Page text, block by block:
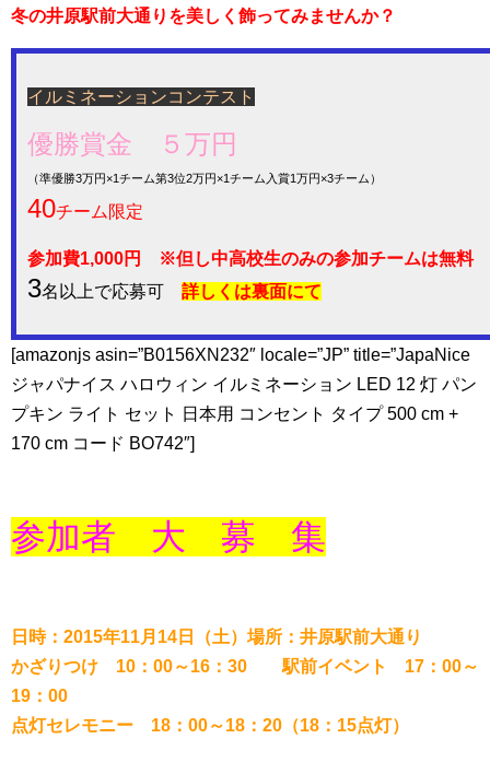
冬の井原駅前大通りを美しく飾ってみませんか？
イルミネーションコンテスト
優勝賞金 ５万円
（準優勝3万円×1チーム第3位2万円×1チーム入賞1万円×3チーム）
40チーム限定
参加費1,000円 ※但し中高校生のみの参加チームは無料
3名以上で応募可 詳しくは裏面にて
[amazonjs asin=”B0156XN232″ locale=”JP” title=”JapaNice
ジャパナイス ハロウィン イルミネーション LED 12 灯 パン
プキン ライト セット 日本用 コンセント タイプ 500 cm +
170 cm コード BO742″]
参加者 大 募 集
日時：2015年11月14日（土）場所：井原駅前大通り
かざりつけ 10：00～16：30 駅前イベント 17：00～
19：00
点灯セレモニー 18：00～18：20（18：15点灯）